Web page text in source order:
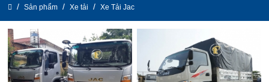
Sản phẩm Xe tải Xe Tải Jac